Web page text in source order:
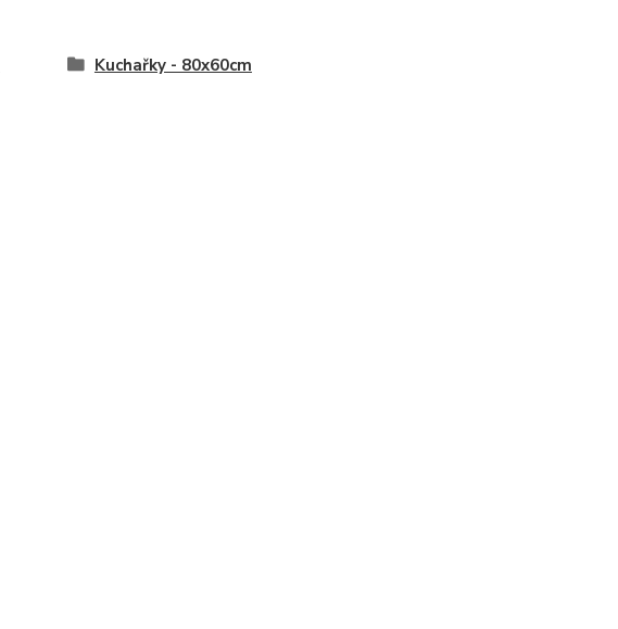
Kuchařky - 80x60cm